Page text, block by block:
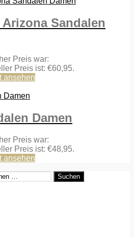
Sandalen
Preis war:
Preis ist: €60,95.
ansehen
Damen
Preis war:
Preis ist: €48,95.
ansehen
Suchen